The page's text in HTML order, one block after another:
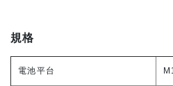
規格
電池平台